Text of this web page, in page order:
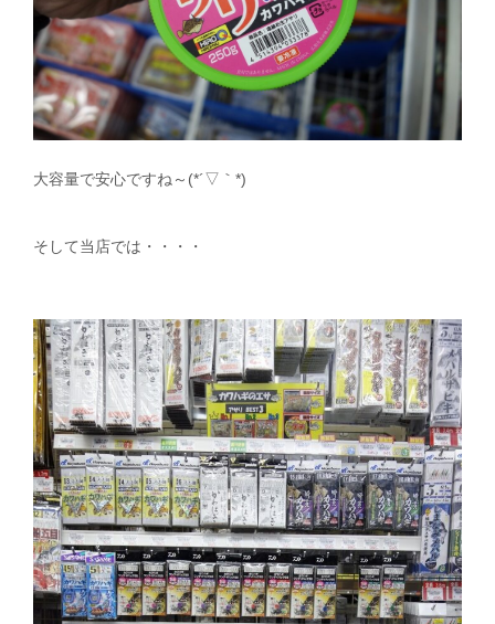
大容量で安心ですね～(*´▽｀*)
そして当店では・・・・